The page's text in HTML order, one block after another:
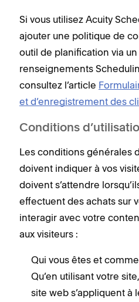
Si vous utilisez Acuity
ajouter une politique de
outil de planification via
renseignements
consultez l’article
et d’enregistrement des
Conditions
Les conditions générales
doivent indiquer à vos
doivent s’attendre
effectuent des achats sur
interagir avec votre
aux visiteurs :
Qui vous êtes et
Qu’en utilisant votre
site web s’appliquent à